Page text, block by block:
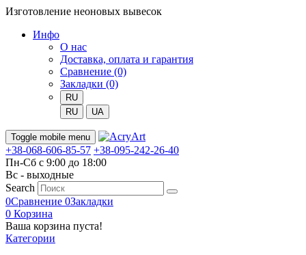
Изготовление неоновых вывесок
Инфо
О нас
Доставка, оплата и гарантия
Сравнение (0)
Закладки (0)
RU
RU
UA
Toggle mobile menu
+38-068-606-85-57 +38-095-242-26-40
Пн-Сб с 9:00 до 18:00
Вс - выходные
Search
0Сравнение 0Закладки
0 Корзина
Ваша корзина пуста!
Категории